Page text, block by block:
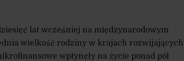
lat wcześniej na międzynarodowym
wielkość rodziny w krajach rozwijających
wpłynęły na życie ponad pół